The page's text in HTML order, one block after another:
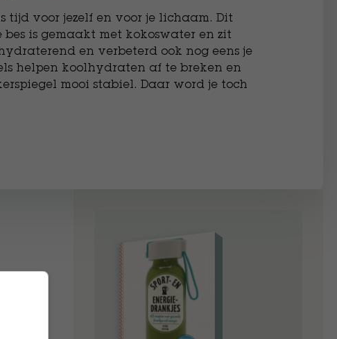
tijd voor jezelf en voor je lichaam. Dit
is gemaakt met kokoswater en zit
en verbeterd ook nog eens je
helpen koolhydraten af te breken en
mooi stabiel. Daar word je toch